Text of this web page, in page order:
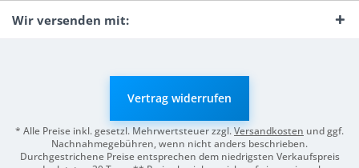
Wir versenden mit:
Vertrag widerrufen
* Alle Preise inkl. gesetzl. Mehrwertsteuer zzgl.Versandkosten und ggf.
Nachnahmegebühren, wenn nicht anders beschrieben.
Durchgestrichene Preise entsprechen dem niedrigsten Verkaufspreis